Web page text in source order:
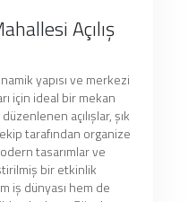
Açılış
yapısı ve merkezi
için ideal bir mekan
açılışlar, şık
tarafından organize
tasarımlar ve
bir etkinlik
iş dünyası hem de